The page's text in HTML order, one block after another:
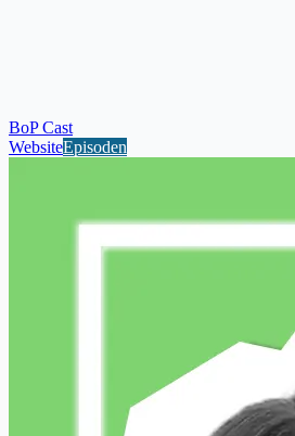
BoP Cast
WebsiteEpisoden